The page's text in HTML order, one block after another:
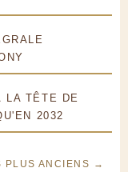
LA TÊTE DE
2032
PLUS ANCIENS →